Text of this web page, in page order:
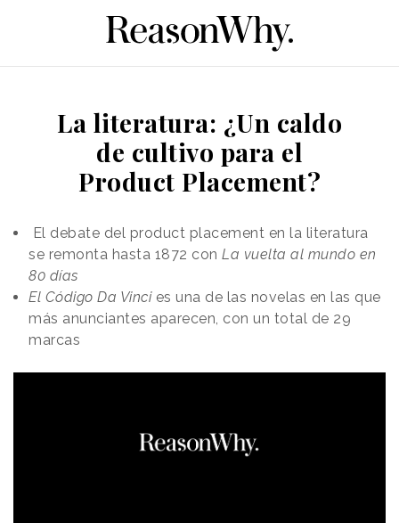
La literatura: ¿Un caldo
de cultivo para el
Product Placement?
El debate del product placement en la literatura
se remonta hasta 1872 con La vuelta al mundo en
80 días
El Código Da Vinci es una de las novelas en las que
más anunciantes aparecen, con un total de 29
marcas